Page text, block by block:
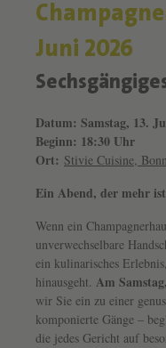
Juni 2026
Datum: Samstag, 13.
Beginn: 18:30 Uhr
Ort: Stivie Cuisine,
Ein Abend, der mehr
Wenn ein
unverwechselbare
ein kulinarisches
hinausgeht. Am
wir Sie ein zu einer
komponierte Gänge –
die jedes Gericht auf